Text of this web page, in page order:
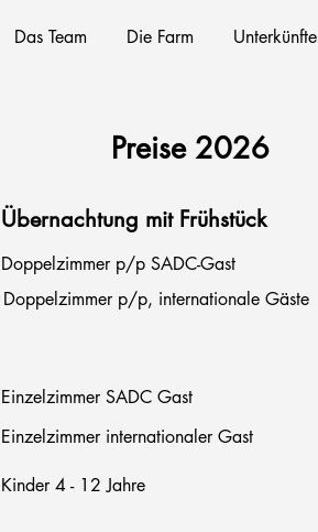
Das Team Die Farm Unterkünfte
Preise 2026
Übernachtung mit Frühstück
Doppelzimmer p/p SADC-Gast
Doppelzimmer p/p, internationale Gäste
Einzelzimmer SADC Gast
Einzelzimmer internationaler Gast
Kinder 4 - 12 Jahre